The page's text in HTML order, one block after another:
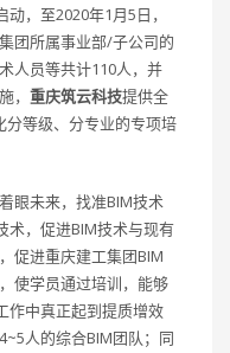
，至2020年1月5日，
团所属事业部/子公司的
人员等共计110人，并
， 重庆筑云科技提供全
等级、分专业的专项培
眼未来，找准BIM技术
术，促进BIM技术与现有
促进重庆建工集团BIM
使学员通过培训，能够
作中真正起到提质增效
人的综合BIM团队；同